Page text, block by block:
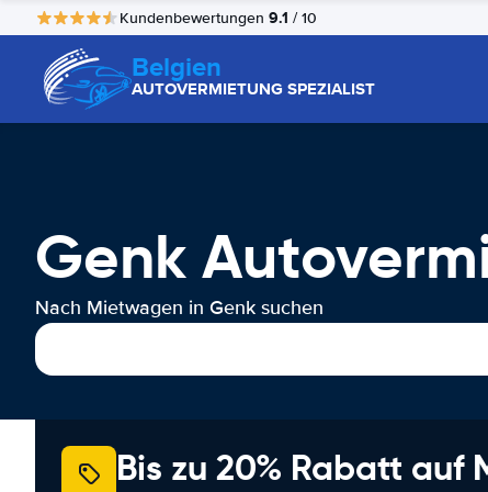
Kundenbewertungen 9.1 / 10
Belgien
AUTOVERMIETUNG SPEZIALIST
Genk
Nach Mietwagen in Genk suchen
Bis zu 20% Rabatt auf